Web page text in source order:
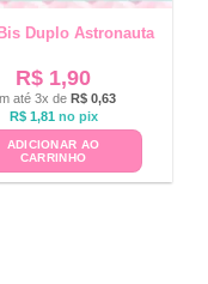
Duplo Astronauta
R$ 1,90
até 3x de R$ 0,63
R$1,81 no pix
ADICIONAR AO
CARRINHO